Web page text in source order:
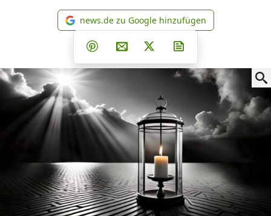
news.de zu Google
news.de zu Google hinzufügen
Teilen auf Facebook
Teilen auf Whatsapp
Teilen auf Telegram
Teilen auf Pinterest
Per E-Mail teilen
Post auf X